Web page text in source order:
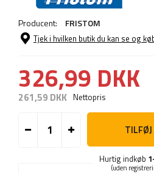
Producent: FRISTOM
Tjek i hvilken butik du kan se og
326,99 DKK
261,59 DKK Nettopris
TILFØJ
Hurtig indkøb
(uden